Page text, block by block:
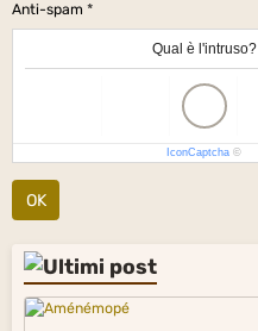
Anti-spam
Qual è l'intruso?
IconCaptcha ©
OK